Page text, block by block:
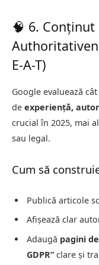
🧠 6. Conținut
E-A-T)
Google evaluează
de experiență,
crucial în 2025, mai
sau legal.
Cum să
Publică articole
Afișează clar
Adaugă pagini
GDPR” clare și